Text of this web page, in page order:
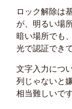
ロック解除は
が、明るい場
暗い場所でも
光で認証でき
文字入力につ
列じゃないと
相当難しいで